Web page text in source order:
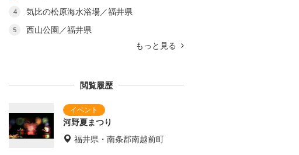
4 気比の松原海水浴場／福井県
5
西山公園／福井県
もっと見る
閲覧履歴
河野夏まつり
福井県・南条郡南越前町